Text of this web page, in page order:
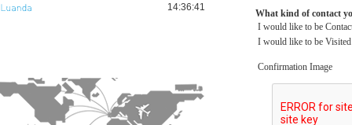
What kind of contact
I would like to be
I would like to be Visited
Confirmation Image